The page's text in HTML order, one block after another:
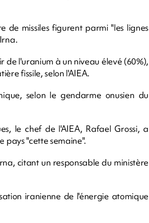
de missiles figurent parmi "les lignes
de l'uranium à un niveau élevé (60%),
fissile, selon l'AIEA.
selon le gendarme onusien du
le chef de l'AIEA, Rafael Grossi, a
pays "cette semaine".
citant un responsable du ministère
iranienne de l'énergie atomique